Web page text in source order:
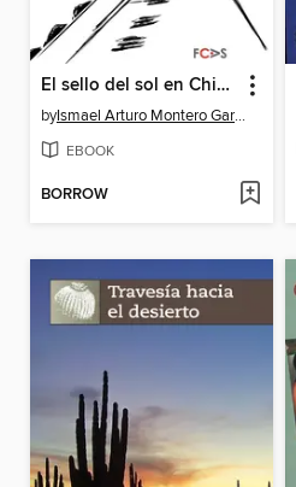
El sello del sol en Chichén Itzá
by Ismael Arturo Montero García
EBOOK
BORROW